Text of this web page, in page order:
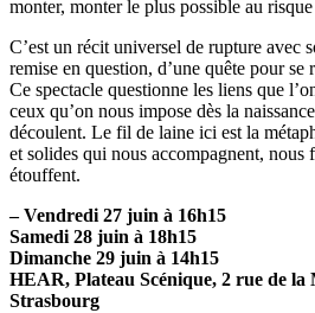
monter, monter le plus possible au
C’est un récit universel de rupture avec
remise en question, d’une quête pour se
Ce spectacle questionne les liens que
ceux qu’on nous impose dès la
découlent. Le fil de laine ici est la
et solides qui nous accompagnent,
étouffent.
– Vendredi 27 juin à 16h15
Samedi 28 juin à 18h15
Dimanche 29 juin à 14h15
HEAR, Plateau Scénique, 2 rue de la
Strasbourg